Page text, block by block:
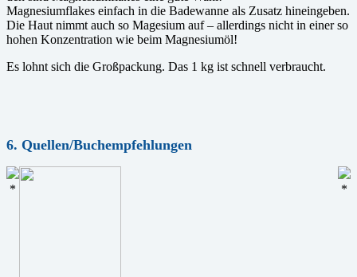
Magnesiumflakes einfach in die Badewanne als Zusatz hineingeben.
Die Haut nimmt auch so Magesium auf – allerdings nicht in einer so
hohen Konzentration wie beim Magnesiumöl!
Es lohnt sich die Großpackung. Das 1 kg ist schnell verbraucht.
6. Quellen/Buchempfehlungen
* *